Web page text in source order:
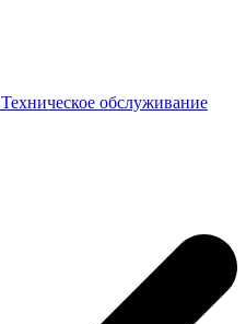
Техническое обслуживание